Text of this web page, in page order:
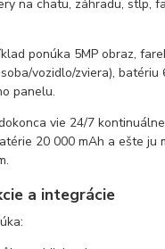
na chatu, záhradu, stĺp,
ponúka 5MP obraz,
vozidlo/zviera), batériu
panelu.
vie 24/7
20 000 mAh a ešte ju
a integrácie